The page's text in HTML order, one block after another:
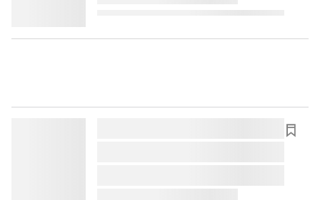
lorem ipsum dolor sit amet ...